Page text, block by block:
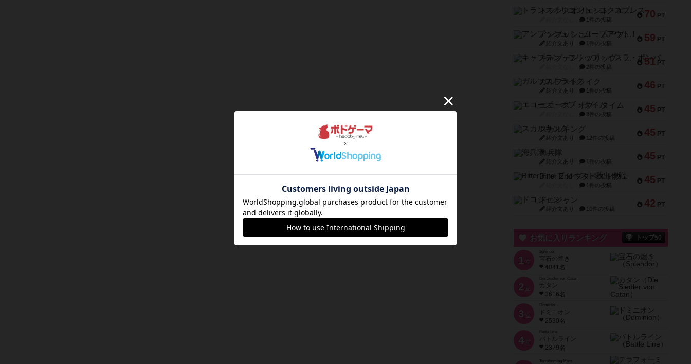
70 PT
トランスオリエント・エクスプレス
1件の投稿
59 PT
アンブッシュ！：ムーブアウト！
紹介文あり 1件の投稿
51 PT
キャプテン・フリップ：イスラ・ボンバ
2件の投稿
46 PT
ガルフストライク
紹介文あり 1件の投稿
45 PT
エコーズ・オブ・タイム
8件の投稿
45 PT
スカルキング
紹介文あり 12件の投稿
45 PT
海兵隊
紹介文あり 1件の投稿
45 PT
Bitter End ブタペスト救出作戦
1件の投稿
42 PT
ドコジャン
紹介文あり 10件の投稿
お気に入りランキング トップ50
1 位
宝石の煌き
4041名
2 位
Die Siedler von Catan
カタン
3616名
3 位
ドミニオン
2530名
4位
Battle Line
バトルライン
2379名
Terraforming Mars